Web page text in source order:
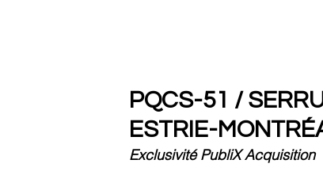
PQCS-51 /
ESTRIE-
Exclusivité PubliX Acquisition